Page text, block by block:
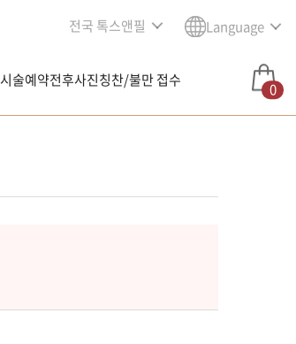
전국 톡스앤필 Language
시술예약전후사진칭찬/불만 접수 0